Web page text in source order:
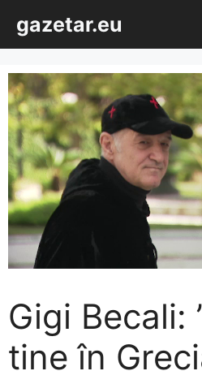
conținut
gazetar.eu
Gigi Becali:
tine în